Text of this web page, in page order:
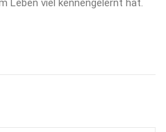
Leben viel kennengelernt hat.